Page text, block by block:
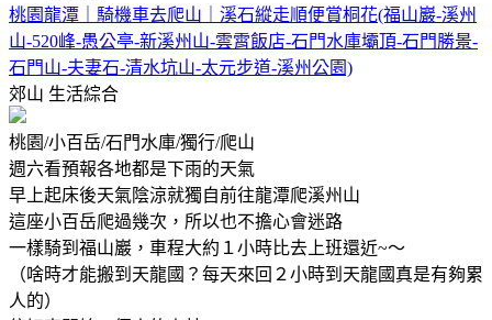
桃園龍潭｜騎機車去爬山｜溪石縱走順便賞桐花(福山巖-溪州
山-520峰-愚公亭-新溪州山-雲霄飯店-石門水庫壩頂-石門勝景-
石門山-夫妻石-清水坑山-太元步道-溪州公園)
郊山 生活綜合
桃園/小百岳/石門水庫/獨行/爬山
週六看預報各地都是下雨的天氣
早上起床後天氣陰涼就獨自前往龍潭爬溪州山
這座小百岳爬過幾次，所以也不擔心會迷路
一樣騎到福山巖，車程大約１小時比去上班還近~～
（啥時才能搬到天龍國？每天來回２小時到天龍國真是有夠累
人的）